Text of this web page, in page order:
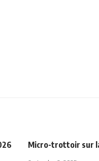
Micro-trottoir sur